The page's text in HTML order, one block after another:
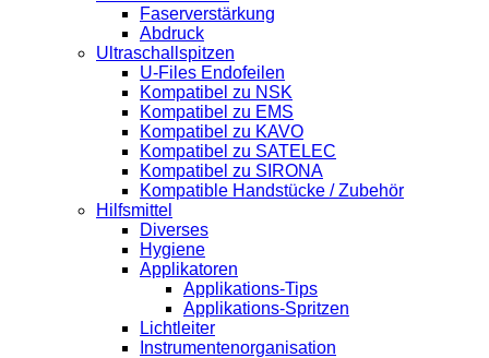
Faserverstärkung
Abdruck
Ultraschallspitzen
U-Files Endofeilen
Kompatibel zu NSK
Kompatibel zu EMS
Kompatibel zu KAVO
Kompatibel zu SATELEC
Kompatibel zu SIRONA
Kompatible Handstücke / Zubehör
Hilfsmittel
Diverses
Hygiene
Applikatoren
Applikations-Tips
Applikations-Spritzen
Lichtleiter
Instrumentenorganisation